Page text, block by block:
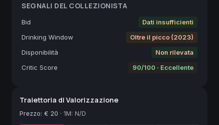
SEGNALI DEL COLLEZIONISTA
Bid
Dati insufficienti
Drinking Window
Oltre il picco (2023)
Disponibilità
Non rilevata
Critic Score
90/100 · Eccellente
Traiettoria di Valorizzazione
Prezzo: € 20 · 1M: N/D